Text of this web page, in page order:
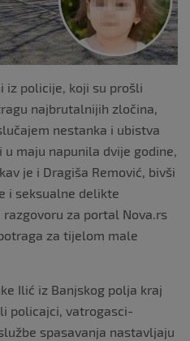
iz policije, koji su prošli
najbrutalnijih zločina,
nestanka i ubistva
u maju napunila dvije godine,
je i Dragiša Remović, bivši
i seksualne delikte
za portal Nova.rs
za tijelom male
Ilić iz Banjskog polja kraj
policajci, vatrogasci-
spasavanja nastavljaju